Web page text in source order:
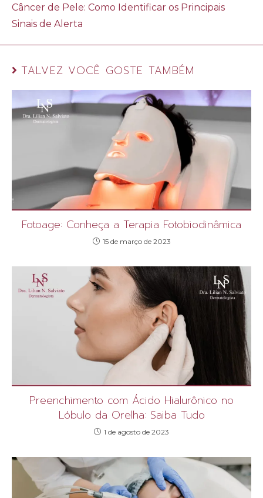
Câncer de Pele: Como Identificar os Principais
Sinais de Alerta
TALVEZ VOCÊ GOSTE TAMBÉM
Fotoage: Conheça a Terapia Fotobiodinâmica
15 de março de 2023
Preenchimento com Ácido Hialurônico no
Lóbulo da Orelha: Saiba Tudo
1 de agosto de 2023